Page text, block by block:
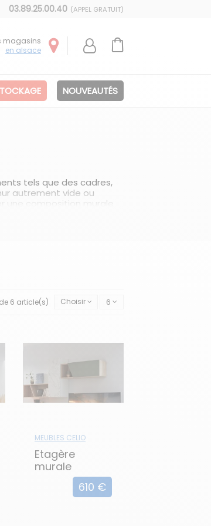
03.89.25.00.40 (APPEL GRATUIT)
magasins
en alsace
NOUVEAUTÉS
tels que des cadres,
autrement vide ou
composition murale
6 article(s) Choisir 6
MEUBLES CELIO
Etagère
murale
horizontal
relevante610 €